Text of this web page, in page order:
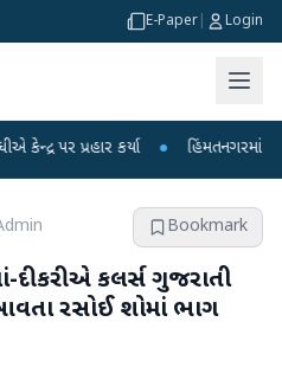
E-Paper Login
પ્રહાર કર્યા ● હિંમતનગરમાં રહસ્યમય
Bookmark
દીકરીએ કલર્સ ગુજરાતી
રસોઈ શોમાં ભાગ